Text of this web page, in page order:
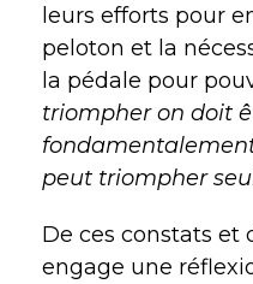
leurs efforts pour
peloton et la
la pédale pour
triompher on doit
peut triompher
De ces constats et
engage une